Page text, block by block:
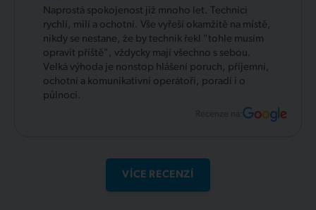
Naprostá spokojenost již mnoho let. Technici
rychlí, milí a ochotní. Vše vyřeší okamžitě na místě,
nikdy se nestane, že by technik řekl "tohle musím
opravit příště", vždycky mají všechno s sebou.
Velká výhoda je nonstop hlášení poruch, příjemní,
ochotní a komunikativní operátoři, poradí i o
půlnoci.
Recenze na:
VÍCE RECENZÍ